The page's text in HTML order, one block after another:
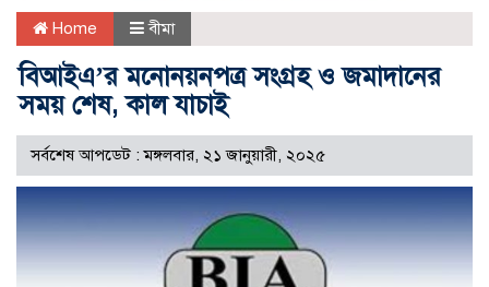
Home বীমা
বিআইএ’র মনোনয়নপত্র সংগ্রহ ও জমাদানের
সময় শেষ, কাল যাচাই
সর্বশেষ আপডেট : মঙ্গলবার, ২১ জানুয়ারী, ২০২৫